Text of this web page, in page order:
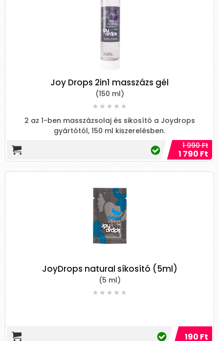
Joy Drops 2in1 masszázs gél
(150 ml)
2 az 1-ben masszázsolaj és sikosító a Joydrops
gyártótól, 150 ml kiszerelésben.
1 990 Ft
1 790 Ft
JoyDrops natural síkosító (5ml)
(5 ml)
190 Ft